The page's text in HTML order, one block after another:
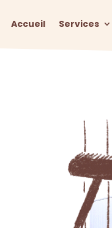
Accueil Services